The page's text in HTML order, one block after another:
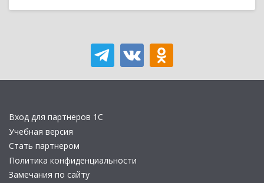
Вход для партнеров 1С
Учебная версия
Стать партнером
Политика конфиденциальности
Замечания по сайту